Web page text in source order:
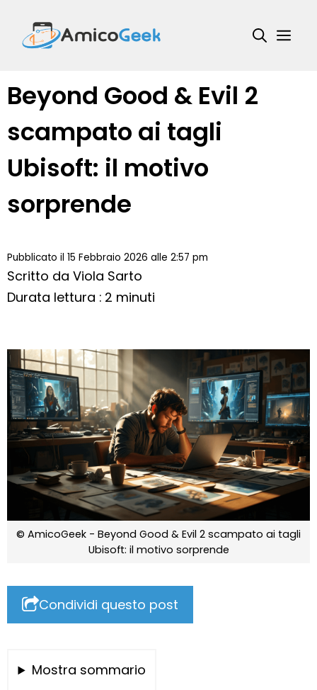
contenuto
Beyond Good & Evil 2
scampato ai tagli
Ubisoft: il motivo
sorprende
Pubblicato il 15 Febbraio 2026 alle 2:57 pm
Scritto da Viola Sarto
Durata lettura : 2 minuti
© AmicoGeek - Beyond Good & Evil 2 scampato ai tagli
Ubisoft: il motivo sorprende
Condividi questo post
Mostra sommario